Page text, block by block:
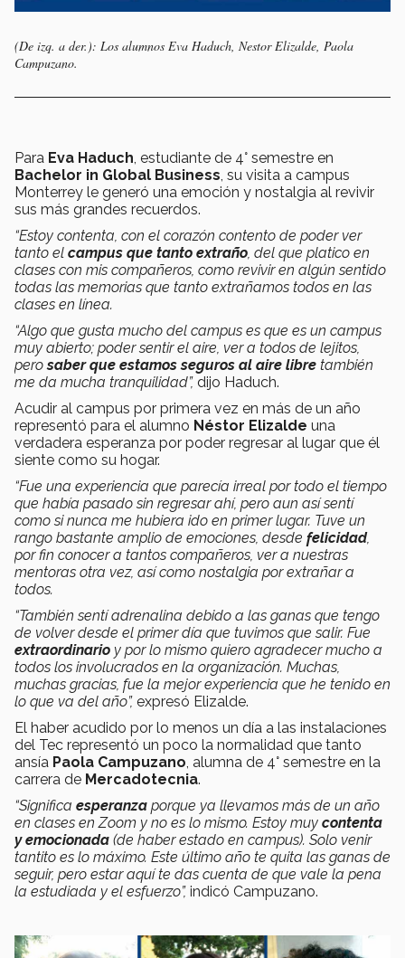
(De izq. a der.): Los alumnos Eva Haduch, Nestor Elizalde, Paola
Campuzano.
Para Eva Haduch, estudiante de 4° semestre en
Bachelor in Global Business, su visita a campus
Monterrey le generó una emoción y nostalgia al revivir
sus más grandes recuerdos.
“Estoy contenta, con el corazón contento de poder ver
tanto el campus que tanto extraño, del que platico en
clases con mis compañeros, como revivir en algún sentido
todas las memorias que tanto extrañamos todos en las
clases en línea.
“Algo que gusta mucho del campus es que es un campus
muy abierto; poder sentir el aire, ver a todos de lejitos,
perosaber que estamos seguros al aire libre también
me da mucha tranquilidad”, dijo Haduch.
Acudir al campus por primera vez en más de un año
representó para el alumno Néstor Elizalde una
verdadera esperanza por poder regresar al lugar que él
siente como su hogar.
“Fue una experiencia que parecía irreal por todo el tiempo
que había pasado sin regresar ahí, pero aun así sentí
como si nunca me hubiera ido en primer lugar. Tuve un
rango bastante amplio de emociones, desde felicidad,
por fin conocer a tantos compañeros, ver a nuestras
mentoras otra vez, así como nostalgia por extrañar a
todos.
“También sentí adrenalina debido a las ganas que tengo
de volver desde el primer día que tuvimos que salir. Fue
extraordinario y por lo mismo quiero agradecer mucho a
todos los involucrados en la organización. Muchas,
muchas gracias, fue la mejor experiencia que he tenido en
lo que va del año”, expresó Elizalde.
El haber acudido por lo menos un día a las instalaciones
del Tec representó un poco la normalidad que tanto
ansía Paola Campuzano, alumna de 4° semestre en la
carrera de Mercadotecnia.
“Significa esperanza porque ya llevamos más de un año
en clases en Zoom y no es lo mismo. Estoy muy contenta
y emocionada (de haber estado en campus). Solo venir
tantito es lo máximo. Este último año te quita las ganas de
seguir, pero estar aquí te das cuenta de que vale la pena
la estudiada y el esfuerzo”, indicó Campuzano.